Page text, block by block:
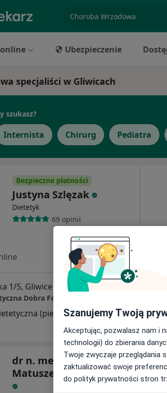
Ubezpieczenie
specjaliści w Gliwicach
szukasz?
Internista Chirurg Pediatra
Bezpieczne płatności
Justyna Szlęzak
Dietetyk
69 opinii
1/5, Gliwice Mapa
Dobra Forma Justyna Szlęzak
(pierwsza wizyta) 200 zł
dr n. med. Hanna
Matuszewska-Zbrońska
Szanujemy Twoją
Akceptując, pozwalasz nam i
technologii) do zbierania
Twoje zwyczaje przeglądania
zaktualizować swoje
do polityk prywatności stron